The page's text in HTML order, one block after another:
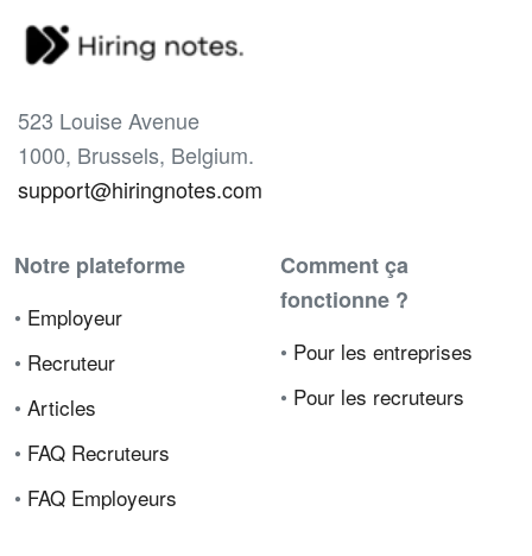
523 Louise Avenue
1000, Brussels, Belgium.
support@hiringnotes.com
Notre plateforme
• Employeur
• Recruteur
• Articles
• FAQ Recruteurs
• FAQ Employeurs
Comment ça
fonctionne ?
• Pour les entreprises
• Pour les recruteurs